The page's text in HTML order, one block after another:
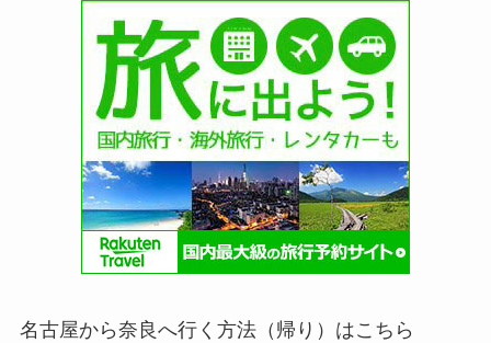
名古屋から奈良へ行く方法（帰り）はこちら